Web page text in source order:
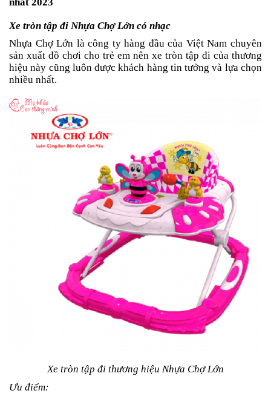
Xe tròn tập đi Nhựa Chợ Lớn có nhạc
Nhựa Chợ Lớn là công ty hàng đầu của Việt Nam chuyên
sản xuất đồ chơi cho trẻ em nên xe tròn tập đi của thương
hiệu này cũng luôn được khách hàng tin tưởng và lựa chọn
nhiều nhất.
Xe tròn tập đi thương hiệu Nhựa Chợ Lớn
Ưu điểm: